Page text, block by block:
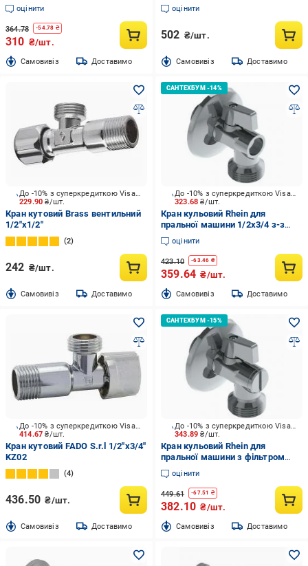
оцінити
364.78 -54.78 ₴
310 ₴/шт.
Cамовивіз Доставимо
оцінити
502 ₴/шт.
Cамовивіз Доставимо
229.90₴/шт.
До -10% з суперкредиткою Visa Вигода
Кран кутовий Brass вентильний
1/2"x1/2"
2
242 ₴/шт.
Cамовивіз Доставимо
323.68₴/шт.
До -10% з суперкредиткою Visa Вигода
Кран кульовий Rhein для
пральної машини 1/2x3/4 з-з
210010004
оцінити
423.10 -63.46 ₴
359.64 ₴/шт.
Cамовивіз Доставимо
414.67₴/шт.
До -10% з суперкредиткою Visa Вигода
Кран кутовий FADO S.r.l 1/2"х3/4"
KZ02
4
436.50 ₴/шт.
Cамовивіз Доставимо
343.89₴/шт.
До -10% з суперкредиткою Visa Вигода
Кран кульовий Rhein для
пральної машини з фільтром
1/2x3/4 з-з 210040005
оцінити
449.61 -67.51 ₴
382.10 ₴/шт.
Cамовивіз Доставимо